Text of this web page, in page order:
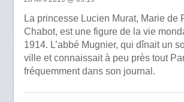
La princesse Lucien Murat, Marie de
Chabot, est une figure de la vie
1914. L’abbé Mugnier, qui dînait un
ville et connaissait à peu près tout
fréquemment dans son journal.